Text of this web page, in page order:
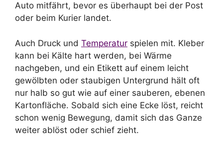
Auto mitfährt, bevor es überhaupt bei der Post
oder beim Kurier landet.
Auch Druck und Temperatur spielen mit. Kleber
kann bei Kälte hart werden, bei Wärme
nachgeben, und ein Etikett auf einem leicht
gewölbten oder staubigen Untergrund hält oft
nur halb so gut wie auf einer sauberen, ebenen
Kartonfläche. Sobald sich eine Ecke löst, reicht
schon wenig Bewegung, damit sich das Ganze
weiter ablöst oder schief zieht.